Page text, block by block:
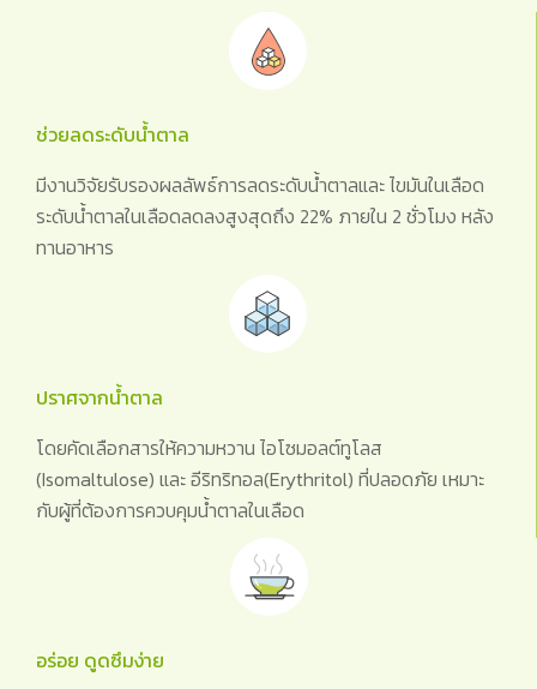
ช่วยลดระดับน้ำตาล
มีงานวิจัยรับรองผลลัพธ์การลดระดับน้ำตาลและ ไขมันในเลือด
ระดับน้ำตาลในเลือดลดลงสูงสุดถึง 22% ภายใน 2 ชั่วโมง หลัง
ทานอาหาร
ปราศจากน้ำตาล
โดยคัดเลือกสารให้ความหวาน ไอโซมอลต์ทูโลส
(Isomaltulose) และ อีริทริทอล(Erythritol) ที่ปลอดภัย เหมาะ
กับผู้ที่ต้องการควบคุมน้ำตาลในเลือด
อร่อย ดูดซึมง่าย